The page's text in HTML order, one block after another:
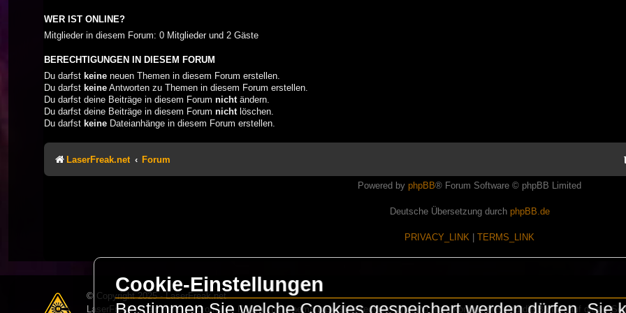
WER IST ONLINE?
Mitglieder in diesem Forum: 0 Mitglieder und 2 Gäste
BERECHTIGUNGEN IN DIESEM FORUM
Du darfst keine neuen Themen in diesem Forum erstellen.
Du darfst keine Antworten zu Themen in diesem Forum erstellen.
Du darfst deine Beiträge in diesem Forum nicht ändern.
Du darfst deine Beiträge in diesem Forum nicht löschen.
Du darfst keine Dateianhänge in diesem Forum erstellen.
LaserFreak.net Forum
Powered by phpBB® Forum Software © phpBB Limited
Deutsche Übersetzung durch phpBB.de
PRIVACY_LINK TERMS_LINK
© Copyright 2025 - LaserFreak.net
LaserFreak ist ein freies und offenes Forum zum Thema Lasershowtechnik. Wir sind nicht kommerziell und die Banner auf dieser
Cookie-Einstellungen
Bestimmen Sie welche Cookies gespeichert werden dürfen. Sie